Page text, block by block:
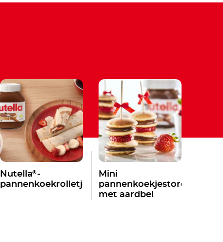
Nutella®-
pannenkoekrolletjes
Mini
pannenkoekjestoren
met aardbei